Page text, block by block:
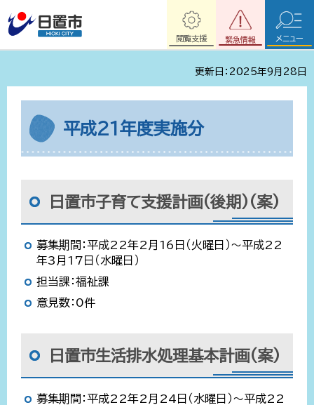
緊急情報
閲覧支援 メニュー
更新日：2025年9月28日
平成21年度実施分
日置市子育て支援計画(後期)(案)
募集期間：平成22年2月16日（火曜日）～平成22
年3月17日（水曜日）
担当課：福祉課
意見数：0件
日置市生活排水処理基本計画(案)
募集期間：平成22年2月24日（水曜日）～平成22